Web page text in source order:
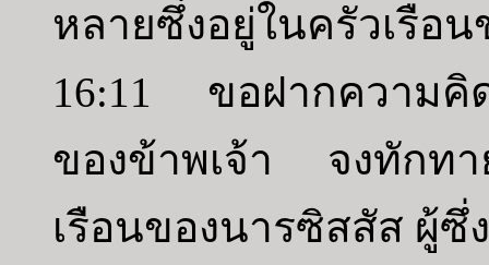
หลายซึ่งอยู่ในครัวเรือ
16:11 ขอฝากความคิ
ของข้าพเจ้า จงทักทา
เรือนของนารซิสสัส ผู้ซึ่